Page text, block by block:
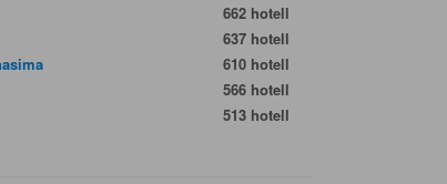
662 hotell
637 hotell
610 hotell
566 hotell
513 hotell